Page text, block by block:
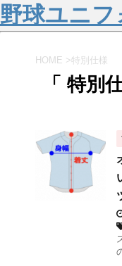
野球ユニ
HOME >特別仕様
「 特別